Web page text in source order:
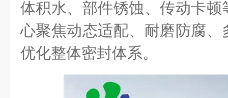
体积水、部件锈蚀、传动卡
心聚焦动态适配、耐磨防腐
优化整体密封体系。